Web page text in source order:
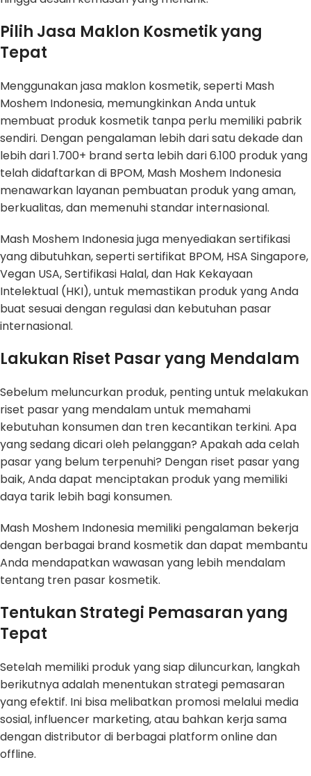
Pilih Jasa Maklon Kosmetik yang
Tepat
Menggunakan jasa maklon kosmetik, seperti Mash
Moshem Indonesia, memungkinkan Anda untuk
membuat produk kosmetik tanpa perlu memiliki pabrik
sendiri. Dengan pengalaman lebih dari satu dekade dan
lebih dari 1.700+ brand serta lebih dari 6.100 produk yang
telah didaftarkan di BPOM, Mash Moshem Indonesia
menawarkan layanan pembuatan produk yang aman,
berkualitas, dan memenuhi standar internasional.
Mash Moshem Indonesia juga menyediakan sertifikasi
yang dibutuhkan, seperti sertifikat BPOM, HSA Singapore,
Vegan USA, Sertifikasi Halal, dan Hak Kekayaan
Intelektual (HKI), untuk memastikan produk yang Anda
buat sesuai dengan regulasi dan kebutuhan pasar
internasional.
Lakukan Riset Pasar yang Mendalam
Sebelum meluncurkan produk, penting untuk melakukan
riset pasar yang mendalam untuk memahami
kebutuhan konsumen dan tren kecantikan terkini. Apa
yang sedang dicari oleh pelanggan? Apakah ada celah
pasar yang belum terpenuhi? Dengan riset pasar yang
baik, Anda dapat menciptakan produk yang memiliki
daya tarik lebih bagi konsumen.
Mash Moshem Indonesia memiliki pengalaman bekerja
dengan berbagai brand kosmetik dan dapat membantu
Anda mendapatkan wawasan yang lebih mendalam
tentang tren pasar kosmetik.
Tentukan Strategi Pemasaran yang
Tepat
Setelah memiliki produk yang siap diluncurkan, langkah
berikutnya adalah menentukan strategi pemasaran
yang efektif. Ini bisa melibatkan promosi melalui media
sosial, influencer marketing, atau bahkan kerja sama
dengan distributor di berbagai platform online dan
offline.